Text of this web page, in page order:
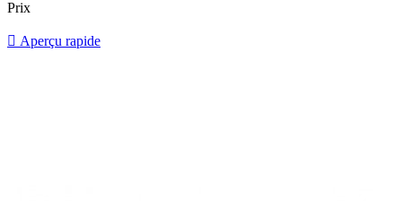
Prix
 Aperçu rapide